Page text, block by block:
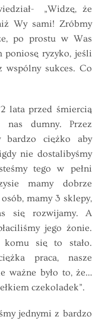
„Widzę, że
Wy sami! Zróbmy
po prostu w Was
poniosę ryzyko, jeśli
wspólny sukces. Co
przed śmiercią
nas dumny. Przez
bardzo ciężko aby
nie dostalibyśmy
tego w pełni
mamy dobrze
mamy 3 sklepy,
się rozwijamy. A
jego żonie.
się to stało.
praca, nasze
ważne było to, że…
czekoladek”.
jednymi z bardzo